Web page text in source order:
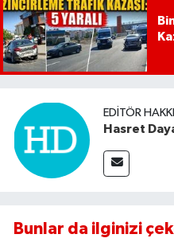
EDITÖR
Hasret
Bunlar da ilginizi